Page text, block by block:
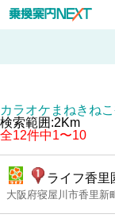
カラオケまねきね
検索範囲:2Km
全12件中1〜10
ライフ香里
大阪府寝屋川市香里新